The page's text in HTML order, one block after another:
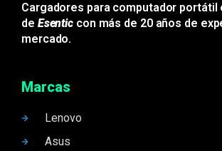
Cargadores para computador portátil
de Esentic con más de 20 años de
mercado.
Marcas
Lenovo
Asus